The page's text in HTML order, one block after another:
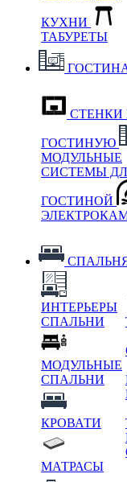
КУХНИ
ТАБУРЕТЫ
СТЕНКИ
ГОСТИНУЮ
МОДУЛЬНЫЕ
СИСТЕМЫ
ГОСТИНОЙ
ИНТЕРЬЕРЫ
СПАЛЬНИ
МОДУЛЬНЫЕ
СПАЛЬНИ
КРОВАТИ
МАТРАСЫ